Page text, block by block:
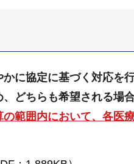
に協定に基づく対応
どちらも希望される場
範囲内において、各